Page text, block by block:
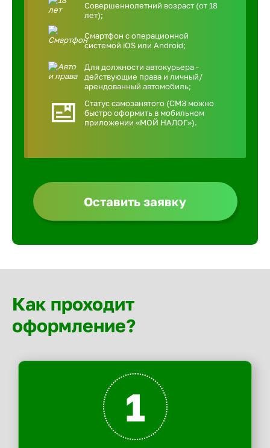
Совершеннолетний возраст (от 18
лет);
Смартфон с операционной
системой iOS или Android;
Для должности автокурьера -
действующие права и личный/
арендованный автомобиль;
Статус самозанятого (СМЗ можно
быстро оформить в мобильном
приложении «МОЙ НАЛОГ»).
Оставить заявку
Как проходит
оформление?
1